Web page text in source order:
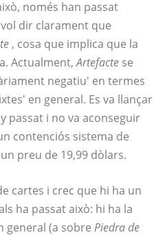
només han passat
dir clarament que
, cosa que implica que la
Actualment,Artefacte se
negatiu' en termes
en general. Es va llançar
passat i no va aconseguir
contenciós sistema de
preu de 19,99 dòlars.
cartes i crec que hi ha un
ha passat això: hi ha la
general (a sobre Piedra de